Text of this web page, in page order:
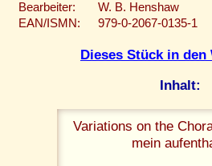
Bearbeiter:
W. B. Henshaw
EAN/ISMN:
979-0-2067-0135-1
Dieses Stück in den
Inhalt:
Variations on the
mein